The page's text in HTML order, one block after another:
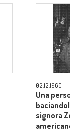
02.12.1960
Una
signora